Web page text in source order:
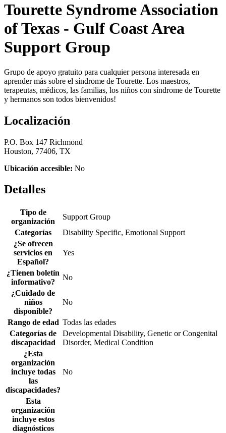
Tourette Syndrome Association
of Texas - Gulf Coast Area
Support Group
Grupo de apoyo gratuito para cualquier persona interesada en
aprender más sobre el síndrome de Tourette. Los maestros,
terapeutas, médicos, las familias, los niños con síndrome de Tourette
y hermanos son todos bienvenidos!
Localización
P.O. Box 147 Richmond
Houston, 77406, TX
Ubicación accesible: No
Detalles
Tipo de
organización
Support Group
Categorías
Disability Specific, Emotional Support
¿Se ofrecen
servicios en
Español?
Yes
¿Tienen boletín
informativo?
No
¿Cuidado de
niños
disponible?
No
Rango de edad Todas las edades
Categorías de
discapacidad
Developmental Disability, Genetic or Congenital
Disorder, Medical Condition
¿Esta
organización
incluye todas
las
discapacidades?
No
Esta
organización
incluye estos
diagnósticos